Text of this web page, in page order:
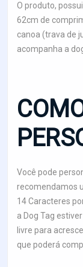
O produto,
62cm de
canoa (trava de
acompanha a
Você pode
recomendamos
14 Caracteres
a Dog Tag
livre para
que poderá